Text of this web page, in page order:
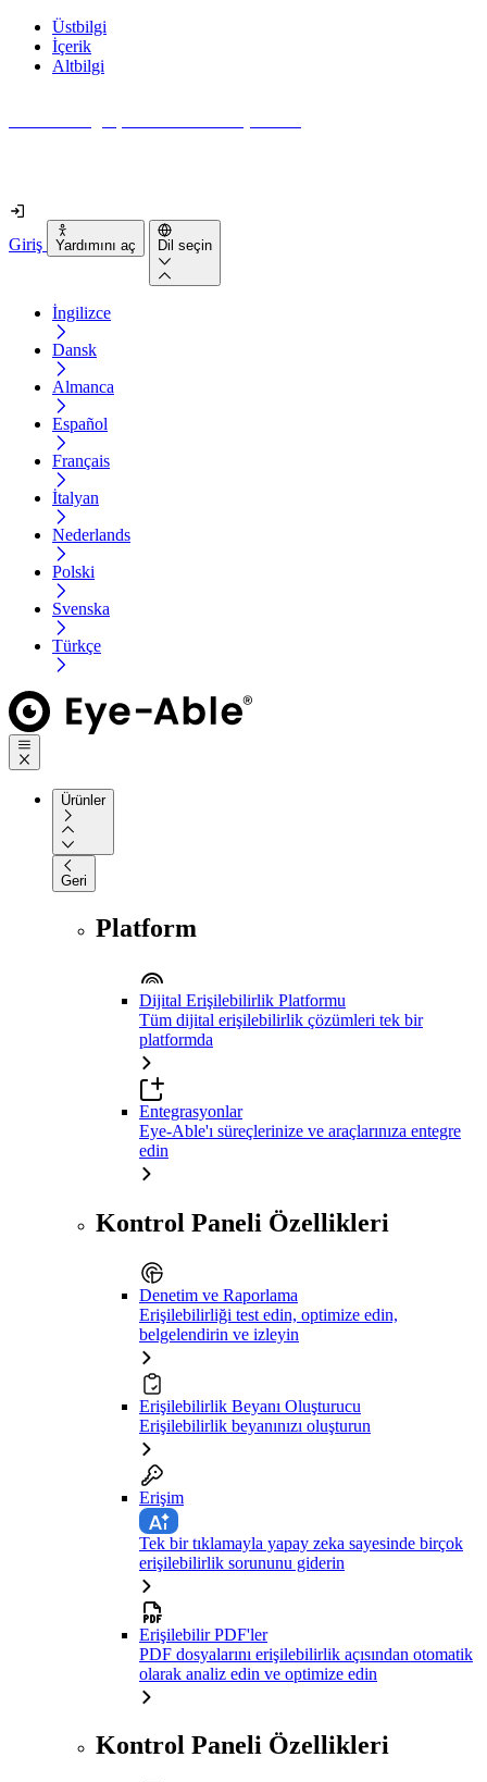
Üstbilgi
İçerik
Altbilgi
Giriş Yardımını aç Dil seçin
İngilizce
Dansk
Almanca
Español
Français
İtalyan
Nederlands
Polski
Svenska
Türkçe
Ürünler
Geri
Platform
Dijital Erişilebilirlik Platformu
Tüm dijital erişilebilirlik çözümleri tek bir
platformda
Entegrasyonlar
Eye-Able'ı süreçlerinize ve araçlarınıza entegre
edin
Kontrol Paneli Özellikleri
Denetim ve Raporlama
Erişilebilirliği test edin, optimize edin,
belgelendirin ve izleyin
Erişilebilirlik Beyanı Oluşturucu
Erişilebilirlik beyanınızı oluşturun
Erişim
Tek bir tıklamayla yapay zeka sayesinde birçok
erişilebilirlik sorununu giderin
Erişilebilir PDF'ler
PDF dosyalarını erişilebilirlik açısından otomatik
olarak analiz edin ve optimize edin
Kontrol Paneli Özellikleri